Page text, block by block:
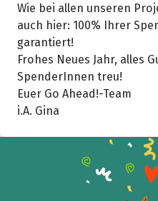
Wie bei allen unseren
auch hier: 100% Ihrer
garantiert!
Frohes Neues Jahr, alles
SpenderInnen treu!
Euer Go Ahead!-Team
i.A. Gina